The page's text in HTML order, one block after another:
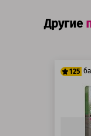
Другие
125
100